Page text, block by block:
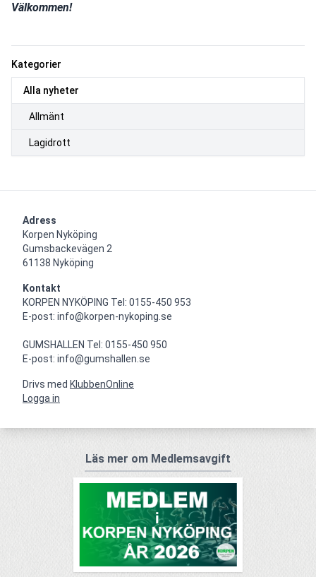
Kategorier
Alla nyheter
Allmänt
Lagidrott
Välkommen!
Adress
Korpen Nyköping
Gumsbackevägen 2
61138 Nyköping
Kontakt
KORPEN NYKÖPING Tel: 0155-450 953
E-post: info@korpen-nykoping.se
GUMSHALLEN Tel: 0155-450 950
E-post: info@gumshallen.se
Drivs med KlubbenOnline
Logga in
Läs mer om Medlemsavgift